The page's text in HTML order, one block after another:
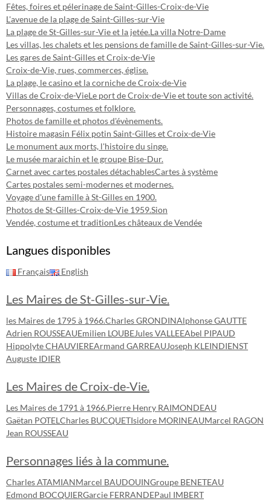
Fêtes, foires et pélerinage de Saint-Gilles-Croix-de-Vie
L'avenue de la plage de Saint-Gilles-sur-Vie
La plage de St-Gilles-sur-Vie et la jetée.La villa Notre-Dame
Les villas, les chalets et les pensions de famille de Saint-Gilles-sur-Vie.
Les gares de Saint-Gilles et Croix-de-Vie
Croix-de-Vie, rues, commerces, église.
La plage, le casino et la corniche de Croix-de-Vie
Villas de Croix-de-VieLe port de Croix-de-Vie et toute son activité.
Personnages, costumes et folklore.
Photos de famille et photos d'évènements.
Histoire magasin Félix potin Saint-Gilles et Croix-de-Vie
Le monument aux morts, l'histoire du singe.
Le musée maraichin et le groupe Bise-Dur.
Carnet avec cartes postales détachablesCartes à système
Cartes postales semi-modernes et modernes.
Voyage d'une famille à St-Gilles en 1900.
Photos de St-Gilles-Croix-de-Vie 1959.Sion
Vendée, costume et traditionLes châteaux de Vendée
Langues disponibles
Français English
Les Maires de St-Gilles-sur-Vie.
les Maires de 1795 à 1966.Charles GRONDINAlphonse GAUTTE
Adrien ROUSSEAUEmilien LOUBEJules VALLEEAbel PIPAUD
Hippolyte CHAUVIEREArmand GARREAUJoseph KLEINDIENST
Auguste IDIER
Les Maires de Croix-de-Vie.
Les Maires de 1791 à 1966.Pierre Henry RAIMONDEAU
Gaëtan POTEL Charles BUCQUETIsidore MORINEAUMarcel RAGON
Jean ROUSSEAU
Personnages liés à la commune.
Charles ATAMIANMarcel BAUDOUINGroupe BENETEAU
Edmond BOCQUIERGarcie FERRANDEPaul IMBERT